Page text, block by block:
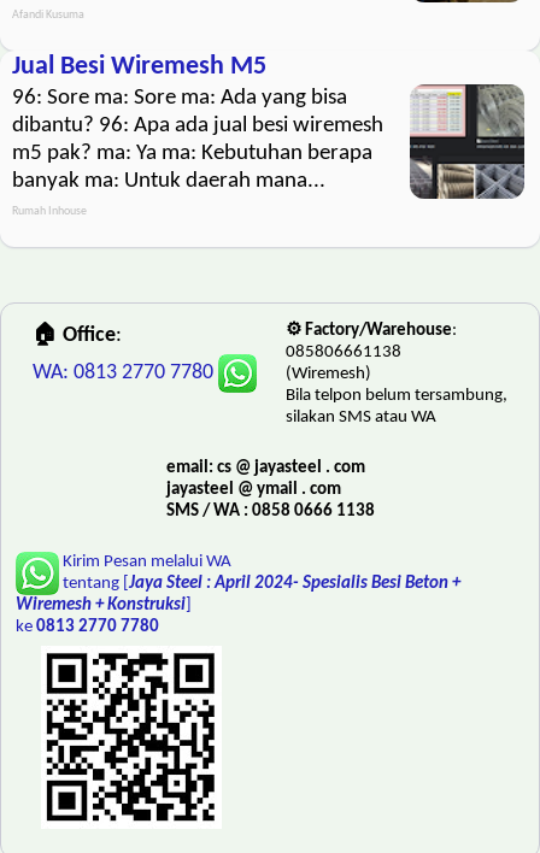
Afandi Kusuma
Jual Besi Wiremesh M5
96: Sore ma: Sore ma: Ada yang bisa
dibantu? 96: Apa ada jual besi wiremesh
m5 pak? ma: Ya ma: Kebutuhan berapa
banyak ma: Untuk daerah mana...
Rumah Inhouse
🏠 Office:
WA: 0813 2770 7780
⚙️ Factory/Warehouse:
085806661138
(Wiremesh)
Bila telpon belum tersambung,
silakan SMS atau WA
email: cs @ jayasteel . com
jayasteel @ ymail . com
SMS / WA : 0858 0666 1138
Kirim Pesan melalui WA
tentang [Jaya Steel : April 2024- Spesialis Besi Beton +
Wiremesh + Konstruksi
ke 0813 2770 7780